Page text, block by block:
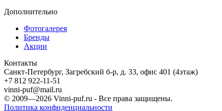
Дополнительно
Фотогалерея
Бренды
Акции
Контакты
Санкт-Петербург, Загребский б-р, д. 33, офис 401 (4этаж)
+7 812 922-11-51
vinni-puf@mail.ru
© 2009—2026 Vinni-puf.ru - Все права защищены.
Политика конфиденциальности